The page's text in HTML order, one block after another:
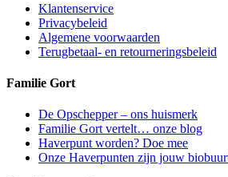
Klantenservice
Privacybeleid
Algemene voorwaarden
Terugbetaal- en retourneringsbeleid
Familie Gort
De Opschepper – ons huismerk
Familie Gort vertelt… onze blog
Haverpunt worden? Doe mee
Onze Haverpunten zijn jouw